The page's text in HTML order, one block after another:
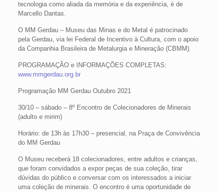
tecnologia como aliada da memória e da experiência, é de
Marcello Dantas.
O MM Gerdau – Museu das Minas e do Metal é patrocinado
pela Gerdau, via lei Federal de Incentivo à Cultura, com o apoio
da Companhia Brasileira de Metalurgia e Mineração (CBMM).
PROGRAMAÇÃO e INFORMAÇÕES COMPLETAS:
www.mmgerdau.org.br
Programação MM Gerdau Outubro 2021
30/10 – sábado – 8º Encontro de Colecionadores de Minerais
(adulto e mirim)
Horário: de 13h às 17h30 – presencial, na Praça de Convivência
do MM Gerdau
O Museu receberá 18 colecionadores, entre adultos e crianças,
que foram convidados a expor peças de sua coleção, tirar
dúvidas do público e conversar com os interessados a iniciar
uma coleção de minerais. O encontro é uma oportunidade de